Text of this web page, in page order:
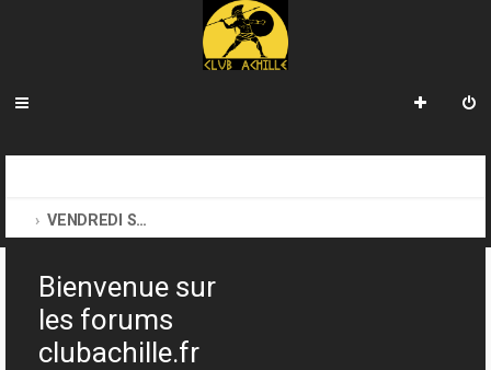
VENDREDI SOIR D'ACHILLE
Bienvenue sur
les forums
clubachille.fr